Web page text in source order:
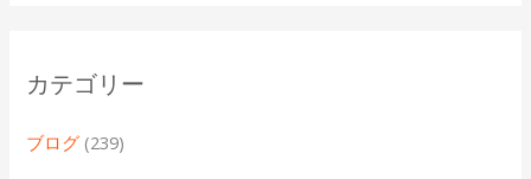
カテゴリー
ブログ (239)